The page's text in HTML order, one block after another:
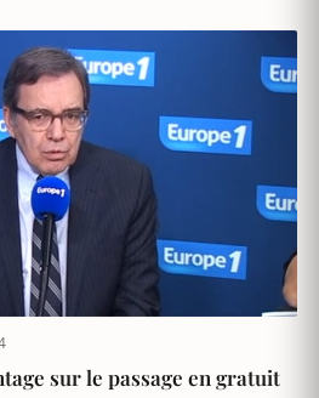
sur le passage en gratuit